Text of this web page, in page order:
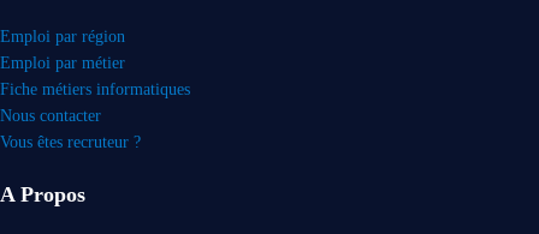
Emploi par région
Emploi par métier
Fiche métiers informatiques
Nous contacter
Vous êtes recruteur ?
A Propos